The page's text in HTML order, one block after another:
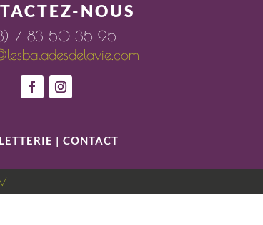
NOUS
7 83 50 35 95
| CONTACT